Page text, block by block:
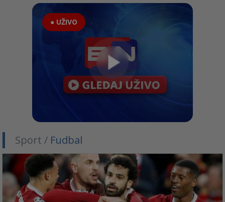
● UŽIVO
Sport / Fudbal